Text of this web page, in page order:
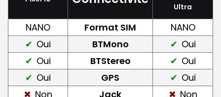
Ultra
NANO Format SIM
NANO
Oui
BTMono
Oui
Oui
BTStereo
Oui
Oui
GPS
Oui
Non
Jack
Non